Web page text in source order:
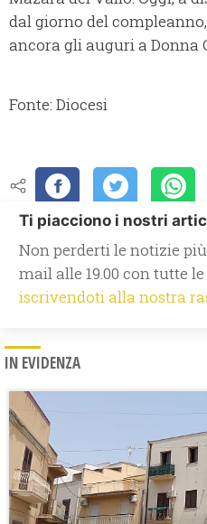
dal giorno del
ancora gli auguri a Donna
Fonte: Diocesi
Ti piacciono i nostri
Non perderti le notizie
mail alle 19.00 con tutte
iscrivendoti alla nostra
IN EVIDENZA